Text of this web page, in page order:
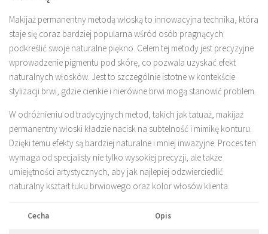
Makijaż permanentny metodą włoską to innowacyjna technika, która
staje się coraz bardziej popularna wśród osób pragnących
podkreślić swoje naturalne piękno. Celem tej metody jest precyzyjne
wprowadzenie pigmentu pod skórę, co pozwala uzyskać efekt
naturalnych włosków. Jest to szczególnie istotne w kontekście
stylizacji brwi, gdzie cienkie i nierówne brwi mogą stanowić problem.
W odróżnieniu od tradycyjnych metod, takich jak tatuaż, makijaż
permanentny włoski kładzie nacisk na subtelność i mimikę konturu.
Dzięki temu efekty są bardziej naturalne i mniej inwazyjne. Proces ten
wymaga od specjalisty nie tylko wysokiej precyzji, ale także
umiejętności artystycznych, aby jak najlepiej odzwierciedlić
naturalny kształt łuku brwiowego oraz kolor włosów klienta.
Cecha Opis